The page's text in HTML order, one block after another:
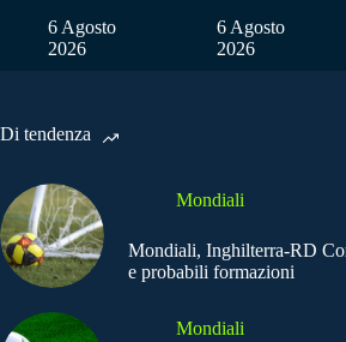
6 Agosto
2026
6 Agosto
2026
Di tendenza
Mondiali
Mondiali, Inghilterra-RD
e probabili formazioni
Mondiali